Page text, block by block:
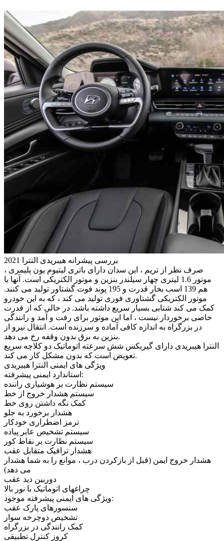
بررسی پیشرانه هیبریدی النترا 2021
صرف نظر از تریم ، این سدان دارای باتری لیتیوم یون پلیمری ،
موتور 1.6 لیتری چهار سیلندر بنزین و موتور الکتریکی است. آنها با
هم 139 اسب بخار قدرت و 195 پوند فوت گشتاور تولید می کنند.
موتور الکتریکی گشتاوری فوری تولید می کند ، که به این خودرو
کمک می کند شتابی بسیار سریع داشته باشد. در حالی که از قدرت
خاصی برخوردار نیست ، اما این موتور برای رفت و آمد و رانندگی
در بزرگراه به اندازه کافی آماده و سرزنده است. انتقال نیرو از
بنزین به برق بدون وقفه رخ می دهد.
النترا هیبریدی دارای گیربکس شش سرعته اتوماتیک دو کلاچه سریع
تعویض است که بدون مشکل کار می کند.
ویژگی های ایمنی النترا هیبریدی
استاندارد ایمنی پیشرفته:
سیستم نظارت بر هوشیاری راننده
سیستم هشدار خروج از خط
کمک نگه داشتن روی خط
هشدار برخورد به جلو
ترمز اضطراری خودکار
سیستم تشخیص عابر پیاده
سیستم نظارت بر نقاط کور
هشدار ترافیک متقابل عقب
هشدار خروج ایمن (قبل از بازکردن درب ، موانع را به شما هشدار
می دهد)
دوربین دید عقب
چراغهای اتوماتیک با نور بالا
ویژگی های ایمنی پیشرفته موجود:
سنسورهای پارک عقب
تشخیص دوچرخه سوار
کمک رانندگی در بزرگراه
کروز کنترل تطبیقی